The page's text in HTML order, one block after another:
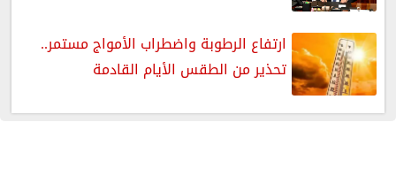
ارتفاع الرطوبة واضطراب الأمواج مستمر..
تحذير من الطقس الأيام القادمة